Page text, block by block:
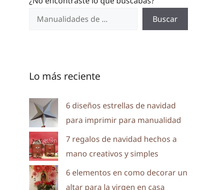
Buscar
Lo más reciente
6 diseños estrellas de navidad
para imprimir para manualidad
7 regalos de navidad hechos a
mano creativos y simples
6 elementos en como decorar un
altar para la virgen en casa